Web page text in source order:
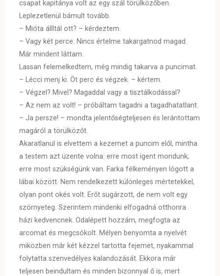
csapat kapitánya volt az egy szál törülközőben.
Leplezetlenül bámult tovább.
– Mióta állltál ott? – kérdeztem.
– Vagy két perce. Nincs értelme takargatnod magad.
Már mindent láttam.
Lassan felemelkedtem, még mindig takarva a puncimat.
– Lécci menj ki. Öt perc és végzek. – kértem.
– Végzel? Mivel? Magaddal vagy a tisztálkodással?
– Az nem az volt! – próbáltam tagadni a tagadhatatlant.
– Ja persze! – mondta jelentőségteljesen és lerántottam
magáról a törülközőt.
Akaratlanul is elvettem a kezemet a puncim elől, mintha
a testem azt üzente volna: erre most igent mondunk,
erre most szükségünk van. Farka félkeményen lógott a
lábai között. Nem rendelkezett különleges mértetekkel,
olyan pont okés volt. Erőt sugárzott, de nem volt egy
szörnyeteg. Szerintem mindenki elfogadná otthonra
házi kedvencnek. Odalépett hozzám, megfogta az
arcomat és megcsókolt. Mélyen benyomta a nyelvét
miközben már két kézzel tartotta fejemet, nyakammal
folytatta szenvedélyes kalandozását. Ekkora már
teljesen beindultam és minden bizonnyal ő is, mert